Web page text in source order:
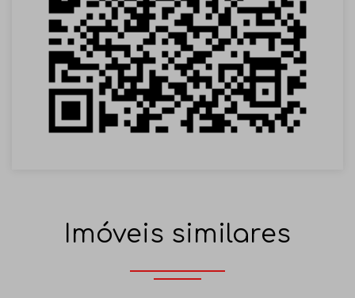
Imóveis similares